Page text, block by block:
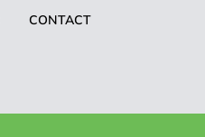
CONTACT